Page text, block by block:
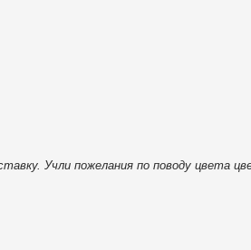
Учли пожелания по поводу цвета